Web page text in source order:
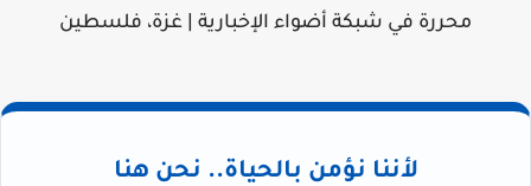
محررة في شبكة أضواء الإخبارية | غزة، فلسطين
لأننا نؤمن بالحياة.. نحن هنا